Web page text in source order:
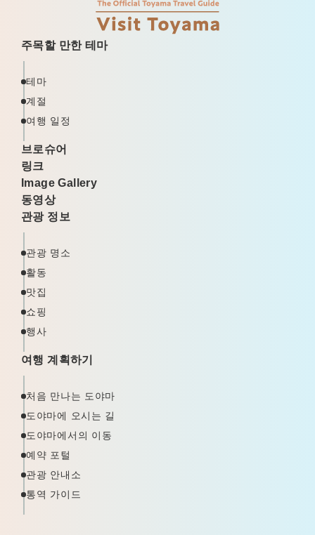
주목할 만한 테마
테마
계절
여행 일정
브로슈어
링크
Image Gallery
동영상
관광 정보
관광 명소
활동
맛집
쇼핑
행사
여행 계획하기
처음 만나는 도야마
도야마에 오시는 길
도야마에서의 이동
예약 포털
관광 안내소
통역 가이드